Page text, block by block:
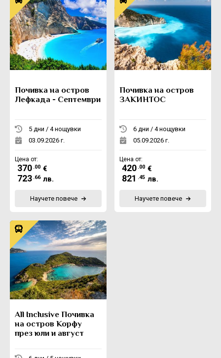
Почивка на остров
Лефкада - Септември
5 дни / 4 нощувки
03.09.2026 г.
Цена от:
370 .00 €
723 .66 лв.
Научете повече
Почивка на остров
ЗАКИНТОС
6 дни / 4 нощувки
05.09.2026 г.
Цена от:
420 .00 €
821 .45 лв.
Научете повече
All Inclusive Почивка
на остров Корфу
през юли и август